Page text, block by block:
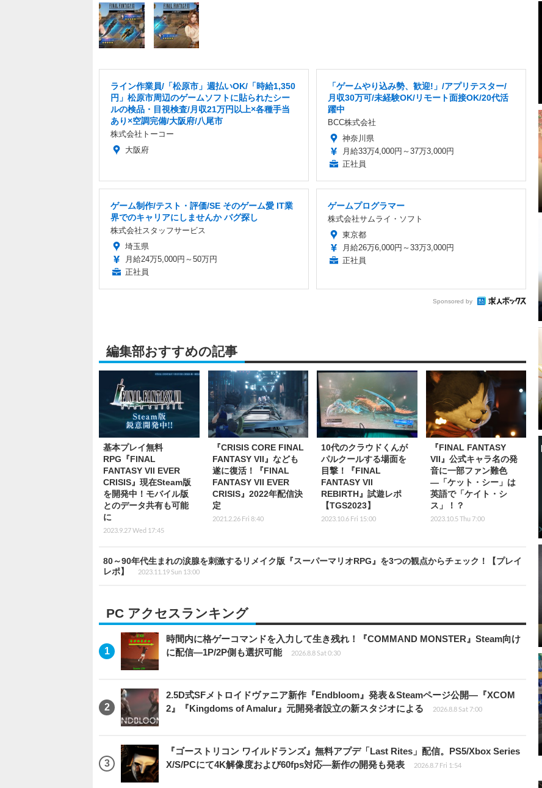
ライン作業員/「松原市」週払いOK/「時給1,350
円」松原市周辺のゲームソフトに貼られたシー
ルの検品・目視検査/月収21万円以上×各種手当
あり×空調完備/大阪府/八尾市
株式会社トーコー
大阪府
「ゲームやり込み勢、歓迎!」/アプリテスター/
月収30万可/未経験OK/リモート面接OK/20代活
躍中
BCC株式会社
神奈川県
月給33万4,000円～37万3,000円
正社員
ゲーム制作/テスト・評価/SE そのゲーム愛 IT業
界でのキャリアにしませんか バグ探し
株式会社スタッフサービス
埼玉県
月給24万5,000円～50万円
正社員
ゲームプログラマー
株式会社サムライ・ソフト
東京都
月給26万6,000円～33万3,000円
正社員
Sponsored by
編集部おすすめの記事
基本プレイ無料
RPG『FINAL
FANTASY VII EVER
CRISIS』現在Steam版
を開発中！モバイル版
とのデータ共有も可能
に
2023.9.27 Wed 17:45
『CRISIS CORE FINAL
FANTASY VII』なども
遂に復活！『FINAL
FANTASY VII EVER
CRISIS』2022年配信決
定
2021.2.26 Fri 8:40
10代のクラウドくんが
パルクールする場面を
目撃！『FINAL
FANTASY VII
REBIRTH』試遊レポ
【TGS2023】
2023.10.6 Fri 15:00
『FINAL FANTASY
VII』公式キャラ名の発
音に一部ファン難色
―「ケット・シー」は
英語で「ケイト・シ
ス」！？
2023.10.5 Thu 7:00
80～90年代生まれの涙腺を刺激するリメイク版『スーパーマリオRPG』を3つの観点からチェック！【プレイ
レポ】
2023.11.19 Sun 13:00
PC アクセスランキング
時間内に格ゲーコマンドを入力して生き残れ！『COMMAND MONSTER』Steam向け
に配信―1P/2P側も選択可能
2026.8.8 Sat 0:30
2.5D式SFメトロイドヴァニア新作『Endbloom』発表＆Steamページ公開―『XCOM
2』『Kingdoms of Amalur』元開発者設立の新スタジオによる
2026.8.8 Sat 7:00
『ゴーストリコン ワイルドランズ』無料アプデ「Last Rites」配信。PS5/Xbox Series
X/S/PCにて4K解像度および60fps対応―新作の開発も発表
2026.8.7 Fri 1:54